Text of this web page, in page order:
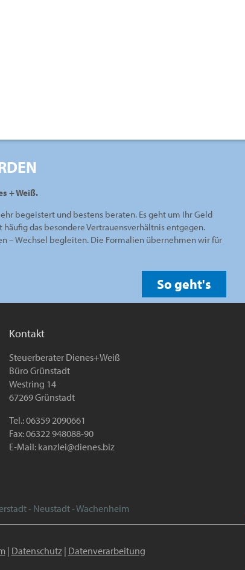
+ Weiß.
begeistert und bestens beraten. Es geht um Ihr Geld
das besondere Vertrauensverhältnis entgegen.
– Wechsel begleiten. Die Formalien übernehmen wir für
So geht's
Kontakt
Steuerberater Dienes+Weiß
Büro Grünstadt
Westring 14
67269 Grünstadt
Tel.: 06359 2090661
Fax: 06322 948088-90
E-Mail: kanzlei@dienes.biz
- Neustadt - Wachenheim
| Datenschutz| Datenverarbeitung